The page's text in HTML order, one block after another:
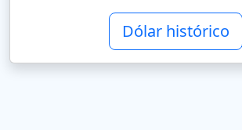
Dólar histórico